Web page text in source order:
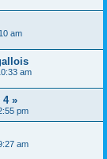
am
am
4 »
pm
am